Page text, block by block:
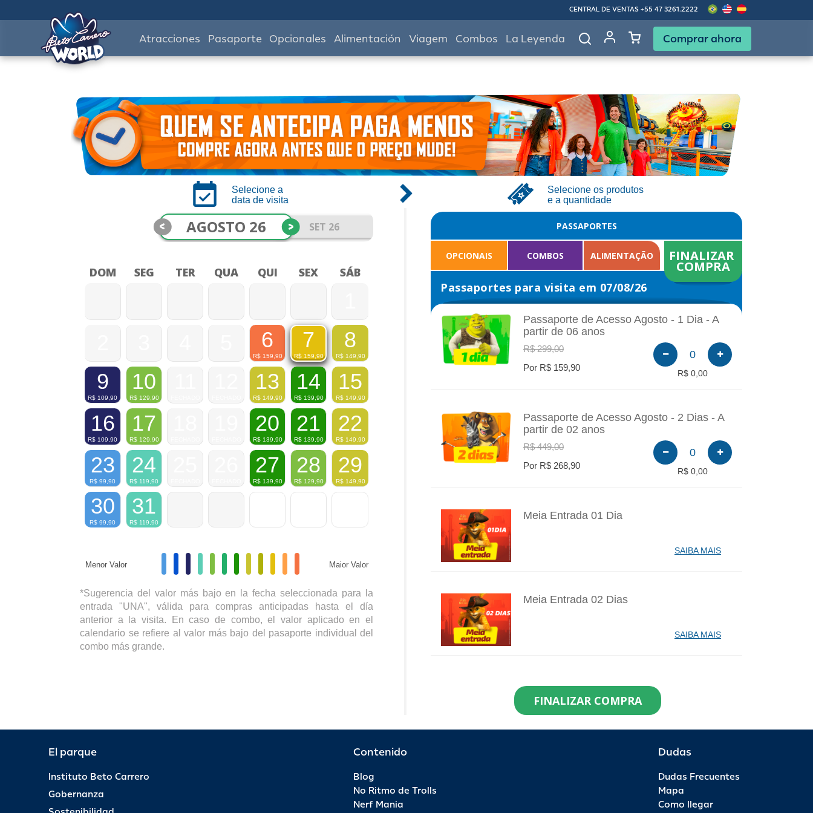
CENTRAL DE VENTAS +55 47 3261.2222
Atracciones Pasaporte Opcionales Alimentación Viagem Combos La Leyenda Comprar ahora
Selecione a
data de visita
Selecione os produtos
e a quantidade
AGOSTO 26 SET 26
< >
DOM SEG TER QUA QUI SEX SÁB
6
R$ 159,90
7
R$ 159,90
8
R$ 149,90
9
R$ 109,90
10
R$ 129,90
13
R$ 149,90
14
R$ 139,90
15
R$ 149,90
16
R$ 109,90
17
R$ 129,90
20
R$ 139,90
21
R$ 139,90
22
R$ 149,90
23
R$ 99,90
24
R$ 119,90
27
R$ 139,90
28
R$ 129,90
29
R$ 149,90
30
R$ 99,90
31
R$ 119,90
Menor Valor Maior Valor
*Sugerencia del valor más bajo en la fecha seleccionada para la
entrada "UNA", válida para compras anticipadas hasta el día
anterior a la visita. En caso de combo, el valor aplicado en el
calendario se refiere al valor más bajo del pasaporte individual del
combo más grande.
PASSAPORTES
OPCIONAIS COMBOS ALIMENTAÇÃO FINALIZAR
COMPRA
Passaportes para visita em 07/08/26
INFO
Passaporte de Acesso Agosto - 1 Dia - A
partir de 06 anos
R$ 299,00
Por R$ 159,90
0
R$ 0,00
INFO
Passaporte de Acesso Agosto - 2 Dias - A
partir de 02 anos
R$ 449,00
Por R$ 268,90
0
R$ 0,00
INFO
Meia Entrada 01 Dia
SAIBA MAIS
INFO
Meia Entrada 02 Dias
SAIBA MAIS
Residentes de Santa Catarina Agosto - 1
Dia
R$ 299,90
Por R$ 119,90
Passaporte Anual - 1 Ano - Anual Ouro
FINALIZAR COMPRA
El parque
Instituto Beto Carrero
Gobernanza
Contenido
Blog
No Ritmo de Trolls
Nerf Mania
Dudas
Dudas Frecuentes
Mapa
Como llegar